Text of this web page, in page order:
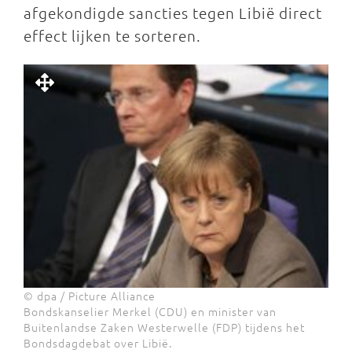
afgekondigde sancties tegen Libië direct
effect lijken te sorteren.
© dpa / Picture Alliance
Bondskanselier Merkel (CDU) en minister van
Buitenlandse Zaken Westerwelle (FDP) tijdens het
Bondsdagdebat over Libië.